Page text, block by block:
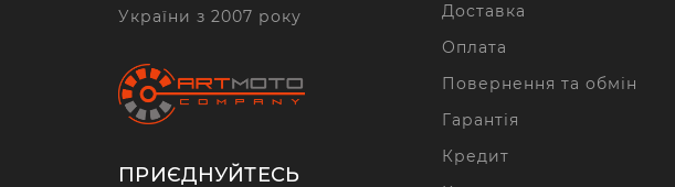
України з 2007 року
ПРИЄДНУЙТЕСЬ
Доставка
Оплата
Повернення та обмін
Гарантія
Кредит